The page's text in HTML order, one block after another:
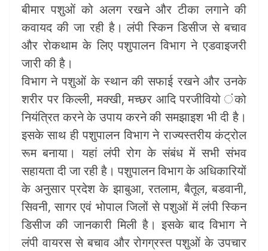
बीमार पशुओं को अलग रखने और टीका लगाने की
कवायद की जा रही है। लंपी स्किन डिसीज से बचाव
और रोकथाम के लिए पशुपालन विभाग ने एडवाइजरी
जारी की है।
विभाग ने पशुओं के स्थान की सफाई रखने और उनके
शरीर पर किल्ली, मक्खी, मच्छर आदि परजीवियो ंको
नियंत्रित करने के उपाय करने की समझाइश भी दी है।
इसके साथ ही पशुपालन विभाग ने राज्यस्तरीय कंट्रोल
रूम बनाया। यहां लंपी रोग के संबंध में सभी संभव
सहायता दी जा रही है। पशुपालन विभाग के अधिकारियों
के अनुसार प्रदेश के झाबुआ, रतलाम, बैतूल, बडवानी,
सिवनी, सागर एवं भोपाल जिलों से पशुओं में लंपी स्किन
डिसीज की जानकारी मिली है। इसके बाद विभाग ने
लंपी वायरस से बचाव और रोगग्रस्त पशुओं के उपचार